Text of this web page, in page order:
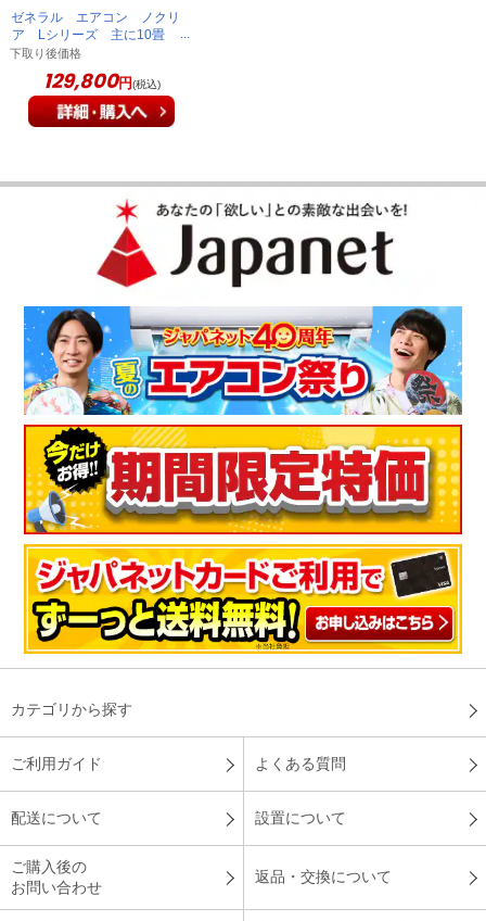
ゼネラル エアコン ノクリ
ア Lシリーズ 主に10畳
AS-L285S-W
下取り後価格
129,800円(税込)
カテゴリから探す
ご利用ガイド よくある質問
配送について 設置について
ご購入後の
お問い合わせ
返品・交換について